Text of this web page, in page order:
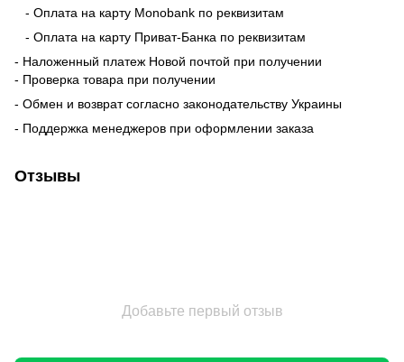
- Оплата на карту Monobank по реквизитам
- Оплата на карту Приват-Банка по реквизитам
- Наложенный платеж Новой почтой при получении
- Проверка товара при получении
- Обмен и возврат согласно законодательству Украины
- Поддержка менеджеров при оформлении заказа
Отзывы
Добавьте первый отзыв